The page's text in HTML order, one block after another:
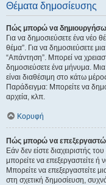
Θέματα δημοσίευσης
Πώς μπορώ να δημιουργήσω
Για να δημοσιεύσετε ένα νέο
θέμα”. Για να δημοσιεύσετε
“Απάντηση”. Μπορεί να
δημοσιεύσετε ένα μήνυμα.
είναι διαθέσιμη στο κάτω
Παράδειγμα: Μπορείτε να
αρχεία, κλπ.
Κορυφή
Πώς μπορώ να επεξεργαστώ
Εάν δεν είστε διαχειριστής
μπορείτε να επεξεργαστείτε
Μπορείτε να επεξεργαστείτε
στη σχετική δημοσίευση,